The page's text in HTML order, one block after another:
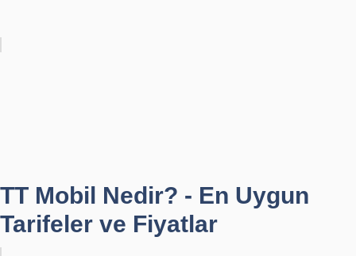
TT Mobil Nedir? - En Uygun
Tarifeler ve Fiyatlar